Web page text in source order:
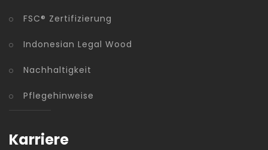
FSC® Zertifizierung
Indonesian Legal Wood
Nachhaltigkeit
Pflegehinweise
Karriere